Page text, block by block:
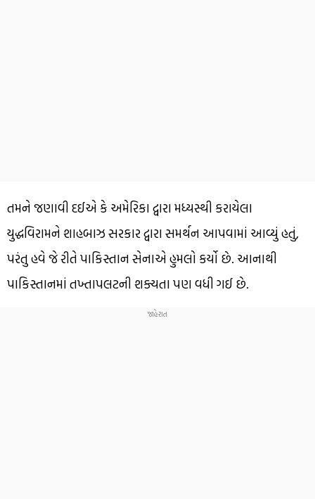
તમને જણાવી દઈએ કે અમેરિકા દ્વારા મધ્યસ્થી કરાયેલા
યુદ્ધવિરામને શાહબાઝ સરકાર દ્વારા સમર્થન આપવામાં આવ્યું હતું,
પરંતુ હવે જે રીતે પાકિસ્તાન સેનાએ હુમલો કર્યો છે. આનાથી
પાકિસ્તાનમાં તખ્તાપલટની શક્યતા પણ વધી ગઈ છે.